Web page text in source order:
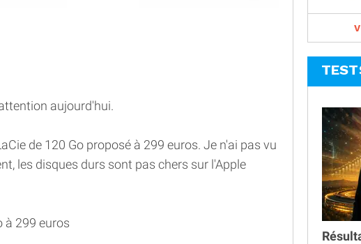
aujourd'hui.
de 120 Go proposé à 299 euros. Je n'ai pas vu
les disques durs sont pas chers sur l'Apple
à 299 euros